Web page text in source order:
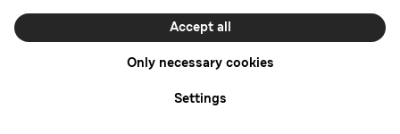
Меню
Политика конфиденциальности
Доступность
Настройки Cookie-файлов